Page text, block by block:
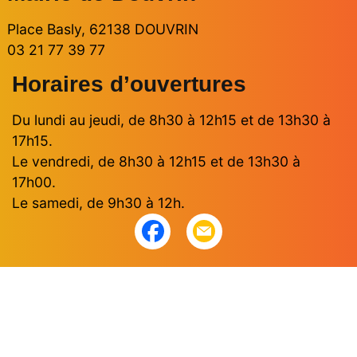
Place Basly, 62138 DOUVRIN
03 21 77 39 77
Horaires d’ouvertures
Du lundi au jeudi, de 8h30 à 12h15 et de 13h30 à
17h15.
Le vendredi, de 8h30 à 12h15 et de 13h30 à
17h00.
Le samedi, de 9h30 à 12h.